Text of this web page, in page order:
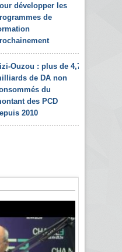
développer les
de
Ouzou : plus de 4,7
de DA non
du
des PCD
2010